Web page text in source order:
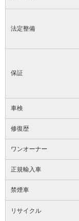
法定整備
保証
車検
修復歴
ワンオーナー
正規輸入車
禁煙車
リサイクル